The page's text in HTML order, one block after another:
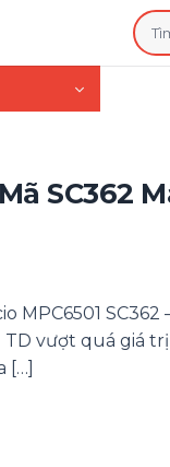
Tìm
kiếm:
Mã SC362
MPC6501
vượt quá giá
[…]